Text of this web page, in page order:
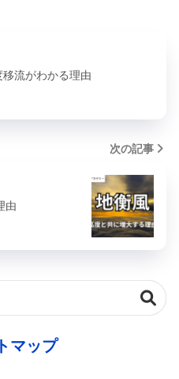
流がわかる理由
次の記事
由
マップ